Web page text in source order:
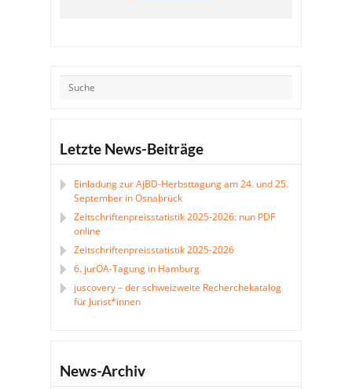
Letzte News-Beiträge
Einladung zur AjBD-Herbsttagung am 24. und 25.
September in Osnabrück
Zeitschriftenpreisstatistik 2025-2026: nun PDF
online
Zeitschriftenpreisstatistik 2025-2026
6. jurOA-Tagung in Hamburg
juscovery – der schweizweite Recherchekatalog
für Jurist*innen
News-Archiv